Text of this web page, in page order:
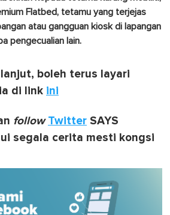
Flatbed, tetamu yang terjejas
atau gangguan kiosk di lapangan
pengecualian lain.
boleh terus layari
di link ini
follow Twitter SAYS
segala cerita mesti kongsi